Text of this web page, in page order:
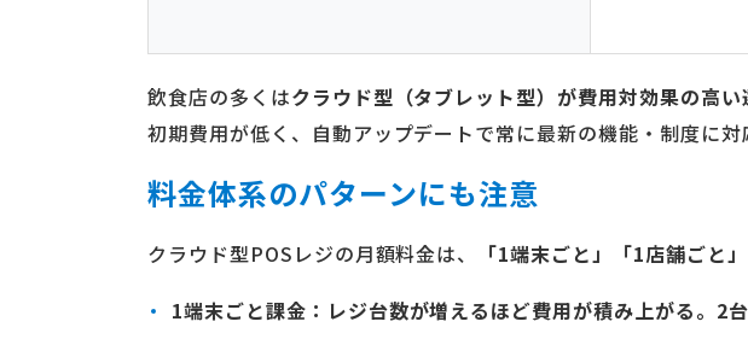
飲食店の多くはクラウド型（タブレット型）が費用対効果の高い
初期費用が低く、自動アップデートで常に最新の機能・制度に対
料金体系のパターンにも注意
クラウド型POSレジの月額料金は、 「1端末ごと」「1店舗ごと」
1端末ごと課金 ：レジ台数が増えるほど費用が積み上がる。2